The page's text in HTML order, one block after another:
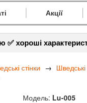
Акції
✅ хороші
стінки
Модель: Lu-005